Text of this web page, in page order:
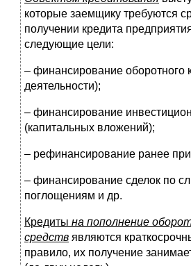
которые заемщику требуются
получении кредита
следующие цели:
– финансирование оборотного
деятельности);
– финансирование
(капитальных вложений);
– рефинансирование ранее
– финансирование сделок по
поглощениям и др.
Кредиты на пополнение
средств являются
правило, их получение